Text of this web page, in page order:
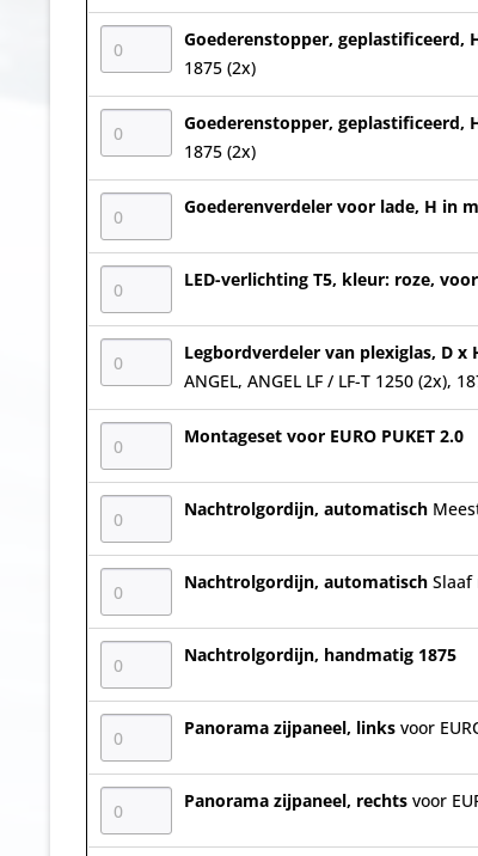
Goederenstopper, geplastificeerd,
1875 (2x)
Goederenstopper, geplastificeerd,
1875 (2x)
Goederenverdeler voor lade, H in
LED-verlichting T5, kleur: roze,
Legbordverdeler van plexiglas, D x
ANGEL, ANGEL LF / LF-T 1250 (2x),
Montageset voor EURO PUKET 2.0
Nachtrolgordijn, automatisch
Nachtrolgordijn, automatisch Slaaf
Nachtrolgordijn, handmatig 1875
Panorama zijpaneel, links voor
Panorama zijpaneel, rechts voor